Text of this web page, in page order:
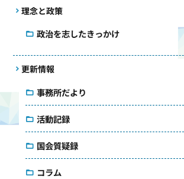
理念と政策
政治を志したきっかけ
更新情報
事務所だより
活動記録
国会質疑録
コラム